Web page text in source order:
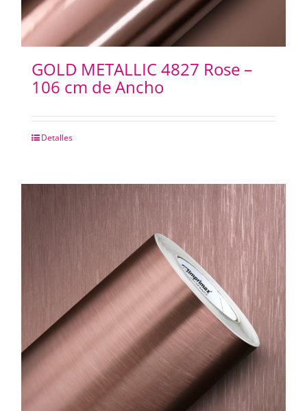
GOLD METALLIC 4827 Rose –
106 cm de Ancho
Detalles